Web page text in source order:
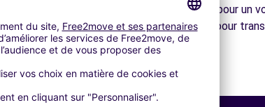
les merveilles de sa région. Que ce soit pour un
avons la solution de mobilité parfaite pour